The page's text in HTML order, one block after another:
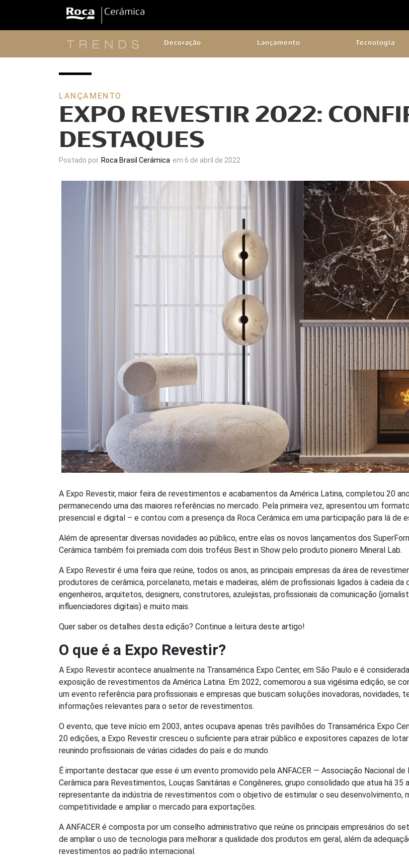
Decoração Lançamento Tecnologia
LANÇAMENTO
EXPO REVESTIR 2022:
DESTAQUES
Postado por Roca Brasil Cerámica em 6 de abril de 2022
A Expo Revestir, maior feira de revestimentos e acabamentos da América Latina, completou 20
permanecendo uma das maiores referências no mercado. Pela primeira vez, apresentou um
presencial e digital – e contou com a presença da Roca Cerámica em uma participação para lá de
Além de apresentar diversas novidades ao público, entre elas os novos lançamentos dos
Cerámica também foi premiada com dois troféus Best in Show pelo produto pioneiro Mineral Lab.
A Expo Revestir é uma feira que reúne, todos os anos, as principais empresas da área de
produtores de cerâmica, porcelanato, metais e madeiras, além de profissionais ligados à cadeia da
engenheiros, arquitetos, designers, construtores, azulejistas, profissionais da comunicação
influenciadores digitais) e muito mais.
Quer saber os detalhes desta edição? Continue a leitura deste artigo!
O que é a Expo Revestir?
A Expo Revestir acontece anualmente na Transamérica Expo Center, em São Paulo e é
exposição de revestimentos da América Latina. Em 2022, comemorou a sua vigésima edição, se
um evento referência para profissionais e empresas que buscam soluções inovadoras, novidades,
informações relevantes para o setor de revestimentos.
O evento, que teve início em 2003, antes ocupava apenas três pavilhões do Transamérica Expo
20 edições, a Expo Revestir cresceu o suficiente para atrair público e expositores capazes de
reunindo profissionais de várias cidades do país e do mundo.
É importante destacar que esse é um evento promovido pela ANFACER — Associação Nacional de
Cerâmica para Revestimentos, Louças Sanitárias e Congêneres, grupo consolidado que atua há 35
representante da indústria de revestimentos com o objetivo de estimular o seu desenvolvimento,
competitividade e ampliar o mercado para exportações.
A ANFACER é composta por um conselho administrativo que reúne os principais empresários do
de ampliar o uso de tecnologia para melhorar a qualidade dos produtos em geral, além da
revestimentos ao padrão internacional.